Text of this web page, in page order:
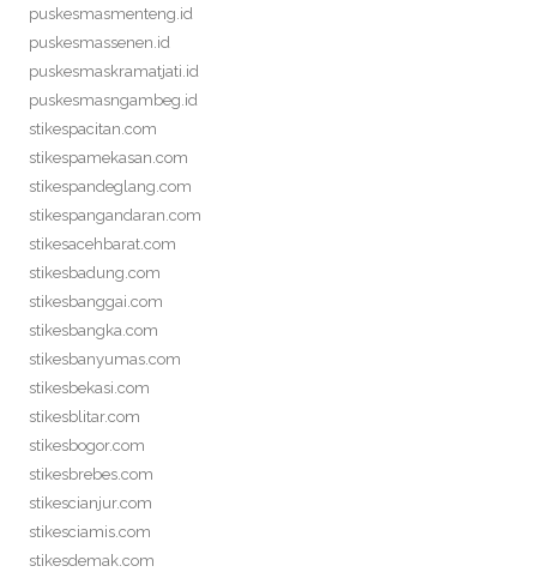
puskesmasmenteng.id
puskesmassenen.id
puskesmaskramatjati.id
puskesmasngambeg.id
stikespacitan.com
stikespamekasan.com
stikespandeglang.com
stikespangandaran.com
stikesacehbarat.com
stikesbadung.com
stikesbanggai.com
stikesbangka.com
stikesbanyumas.com
stikesbekasi.com
stikesblitar.com
stikesbogor.com
stikesbrebes.com
stikescianjur.com
stikesciamis.com
stikesdemak.com